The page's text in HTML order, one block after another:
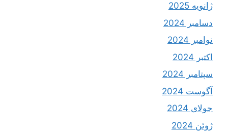
ژانویه 2025
دسامبر 2024
نوامبر 2024
اکتبر 2024
سپتامبر 2024
آگوست 2024
جولای 2024
ژوئن 2024